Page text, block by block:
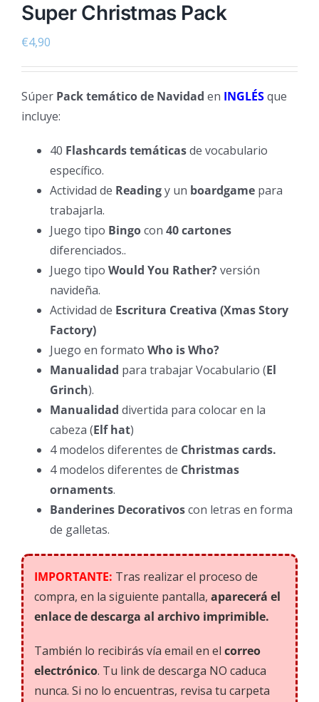
Super Christmas Pack
€4,90
Súper Pack temático de Navidad en INGLÉSque
incluye:
40 Flashcards temáticasde vocabulario
específico.
Actividad de Readingy un boardgame para
trabajarla.
Juego tipo Bingocon 40 cartones
diferenciados..
Juego tipo Would You Rather?versión
navideña.
Actividad de Escritura Creativa (Xmas Story
Factory)
Juego en formato Who is Who?
Manualidad para trabajar Vocabulario (El
Grinch).
Manualidad divertida para colocar en la
cabeza (Elf hat)
4 modelos diferentes de Christmas cards.
4 modelos diferentes de Christmas
ornaments.
Banderines Decorativoscon letras en forma
de galletas.
IMPORTANTE: Tras realizar el proceso de
compra, en la siguiente pantalla, aparecerá el
enlace de descarga al archivo imprimible.
También lo recibirás vía email en el correo
electrónico. Tu link de descarga NO caduca
nunca. Si no lo encuentras, revisa tu carpeta